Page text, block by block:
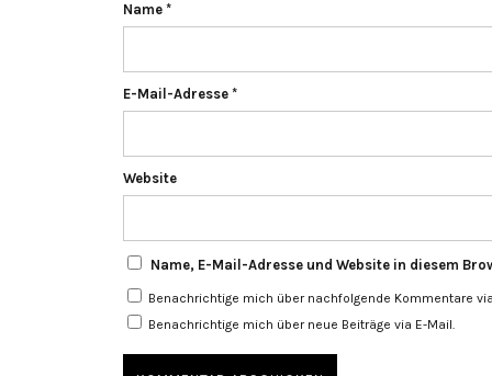
Name *
E-Mail-Adresse *
Website
Name, E-Mail-Adresse und Website in diesem
Benachrichtige mich über nachfolgende Kommentare
Benachrichtige mich über neue Beiträge via E-Mail.